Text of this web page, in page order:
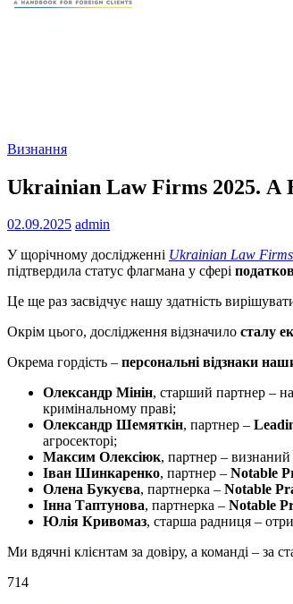
Визнання
Ukrainian Law Firms 2025. А
02.09.2025 admin
У щорічному дослідженні Ukrainian Law
підтвердила статус флагмана у сфері
Це ще раз засвідчує нашу здатність
Окрім цього, дослідження відзначило сталу
Окрема гордість – персональні відзнаки
Олександр Мінін, старший партнер –
кримінальному праві;
Олександр Шемяткін, партнер –
агросекторі;
Максим Олексіюк, партнер – визнаний
Іван Шинкаренко, партнер – Notable
Олена Букуєва, партнерка – Notable
Інна Таптунова, партнерка – Notable
Юлія Кривомаз, старша радниця –
Ми вдячні клієнтам за довіру, а команді – за
714